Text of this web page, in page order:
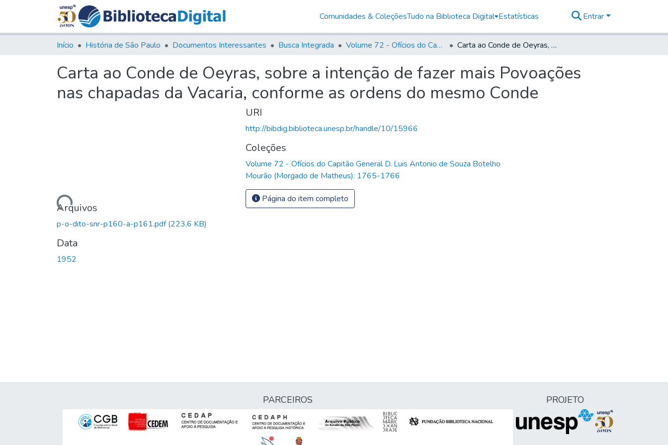
Comunidades & ColeçõesTudo na Biblioteca Digital Estatísticas Entrar
Início História de São Paulo Documentos Interessantes Busca Integrada Volume 72 - Ofícios do Capitão General D. Luis Antonio de Souza Botelho Mourão (Morgado de Matheus): 1765-1766 Carta ao Conde de Oeyras, sobre a intenção de fazer mais Povoações nas chapadas da Vacaria, conforme as ordens do mesmo Conde
Carta ao Conde de Oeyras, sobre a intenção de fazer mais Povoações
nas chapadas da Vacaria, conforme as ordens do mesmo Conde
Carregando...Arquivos
p-o-dito-snr-p160-a-p161.pdf(223,6 KB)
Data
1952
URI
http://bibdig.biblioteca.unesp.br/handle/10/15966
Coleções
Volume 72 - Ofícios do Capitão General D. Luis Antonio de Souza Botelho
Mourão (Morgado de Matheus): 1765-1766
Página do item completo
PARCEIROS PROJETO